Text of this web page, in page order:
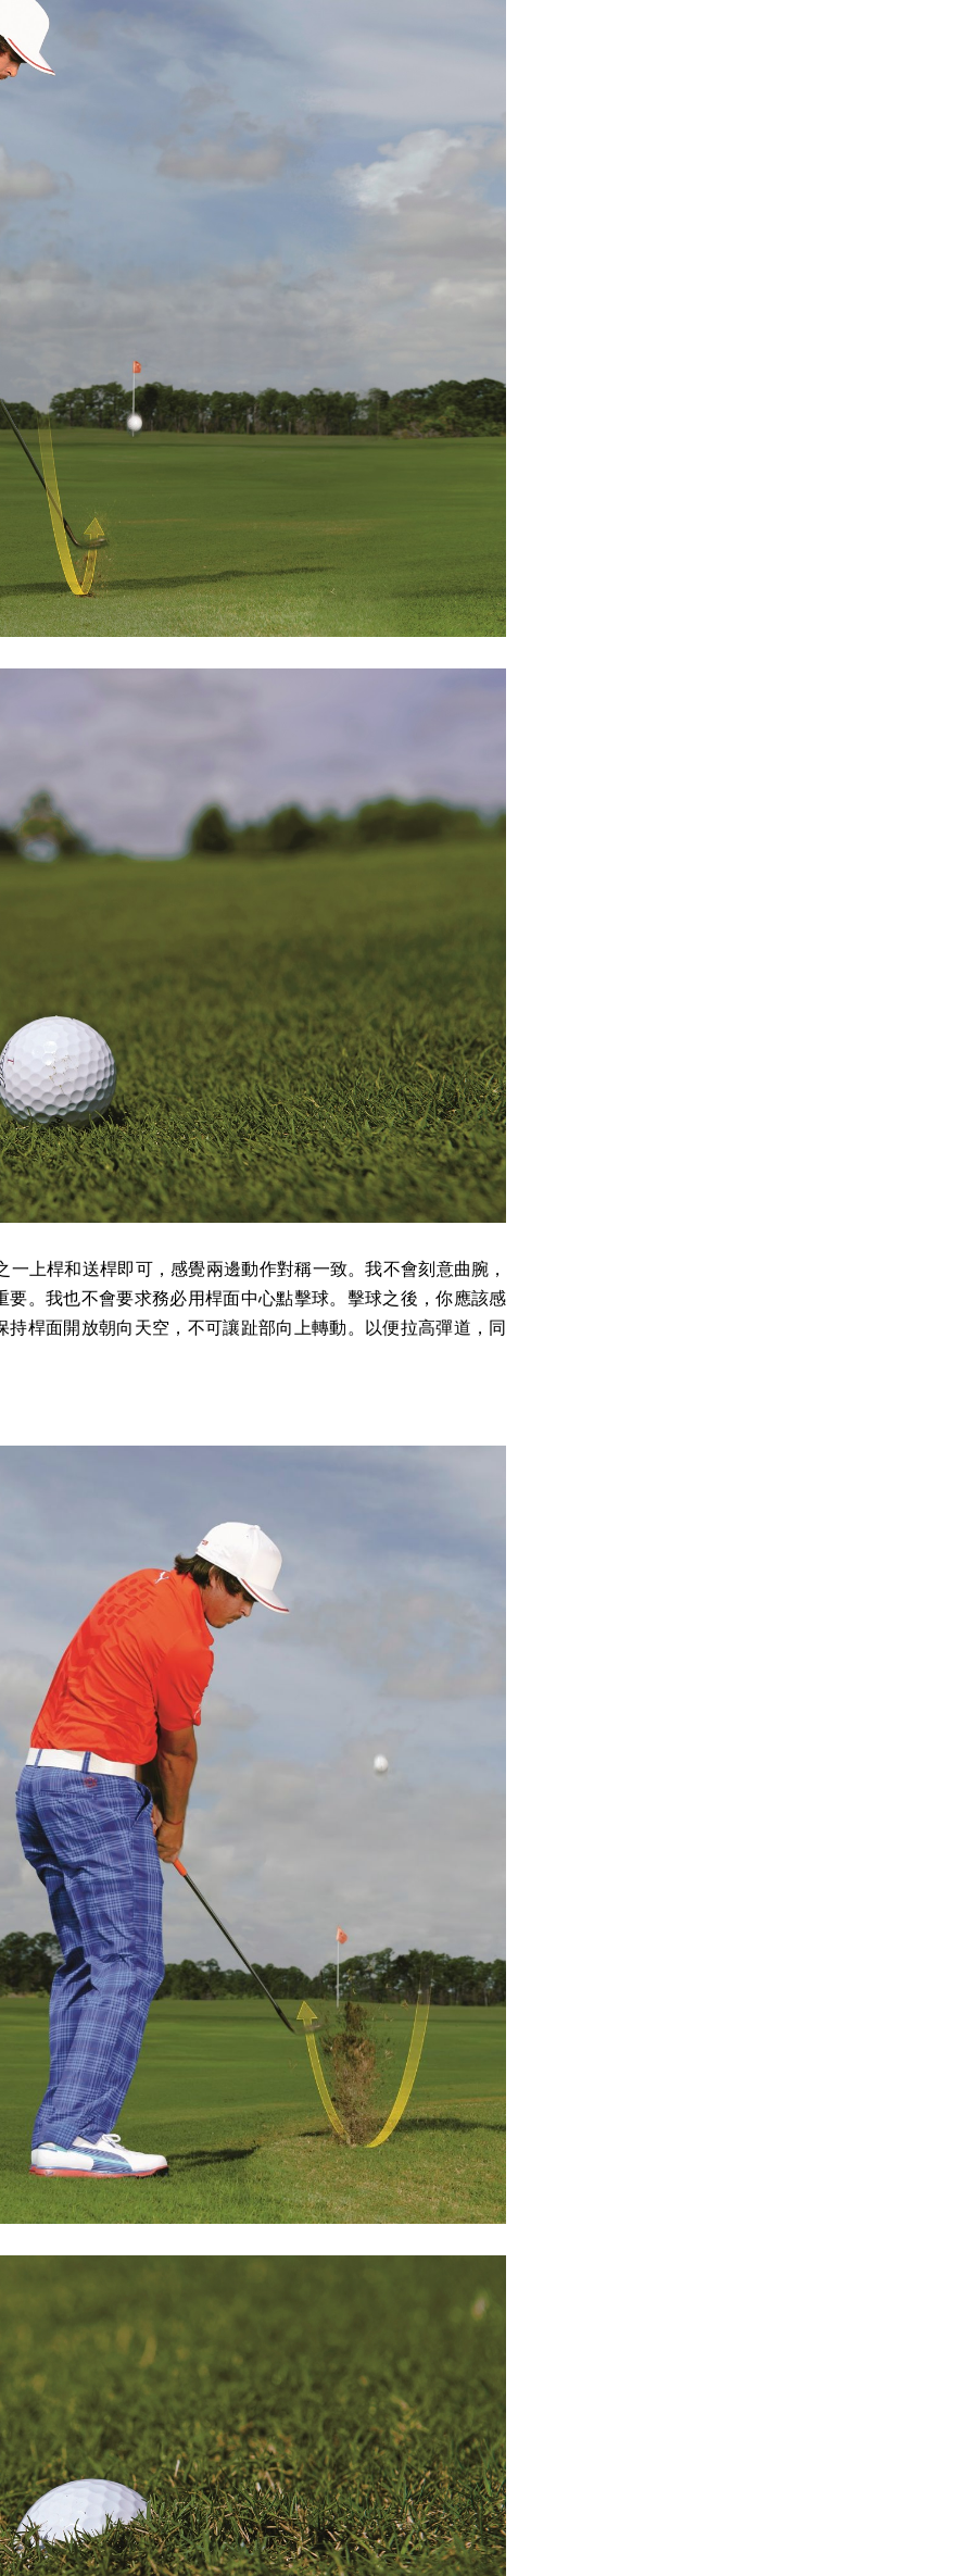
上桿和送桿即可，感覺兩邊動作對稱一致。我不會刻意曲腕，
。我也不會要求務必用桿面中心點擊球。擊球之後，你應該感
桿面開放朝向天空，不可讓趾部向上轉動。以便拉高彈道，同